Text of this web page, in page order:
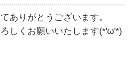
ありがとうございます。
しくお願いいたします(*'ω'*)